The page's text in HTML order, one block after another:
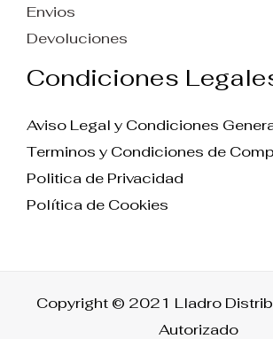
Envios
Devoluciones
Condiciones
Aviso Legal y Condiciones
Terminos y Condiciones de
Politica de Privacidad
Política de Cookies
Copyright © 2021 Lladro
Autorizado